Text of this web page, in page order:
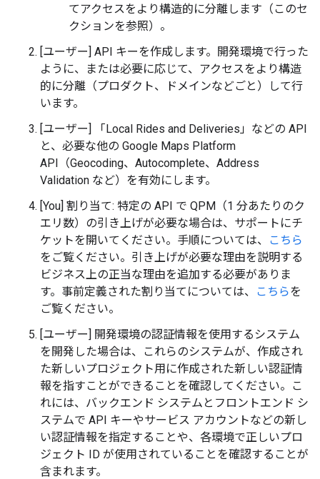
てアクセスをより構造的に分離します（このセ
クションを参照）。
[ユーザー] API キーを作成します。開発環境で行った
ように、または必要に応じて、アクセスをより構造
的に分離（プロダクト、ドメインなどごと）して行
います。
[ユーザー] 「Local Rides and Deliveries」などの API
と、必要な他の Google Maps Platform
API（Geocoding、Autocomplete、Address
Validation など）を有効にします。
[You] 割り当て: 特定の API で QPM（1 分あたりのク
エリ数）の引き上げが必要な場合は、サポートにチ
ケットを開いてください。手順については、
こちら
をご覧ください。引き上げが必要な理由を説明する
ビジネス上の正当な理由を追加する必要がありま
す。事前定義された割り当てについては、
こちらを
ご覧ください。
[ユーザー] 開発環境の認証情報を使用するシステム
を開発した場合は、これらのシステムが、作成され
た新しいプロジェクト用に作成された新しい認証情
報を指すことができることを確認してください。こ
れには、バックエンド システムとフロントエンド シ
ステムで API キーやサービス アカウントなどの新し
い認証情報を指定することや、各環境で正しいプロ
ジェクト ID が使用されていることを確認することが
含まれます。